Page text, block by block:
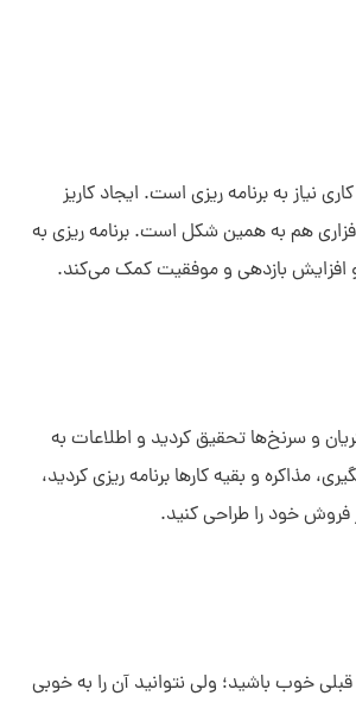
نیاز به برنامه ریزی است. ایجاد کاریز
هم به همین شکل است. برنامه ریزی به
افزایش بازدهی و موفقیت کمک می‌کند.
و سرنخ‌ها تحقیق کردید و اطلاعات به
مذاکره و بقیه کارها برنامه ریزی کردید،
خود را طراحی کنید.
در 3 مرحله قبلی خوب باشید؛ ولی نتوانید آن را به خوبی